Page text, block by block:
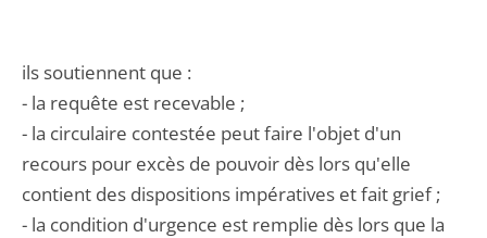
ils soutiennent que :
- la requête est recevable ;
- la circulaire contestée peut faire l'objet d'un
recours pour excès de pouvoir dès lors qu'elle
contient des dispositions impératives et fait grief ;
- la condition d'urgence est remplie dès lors que la